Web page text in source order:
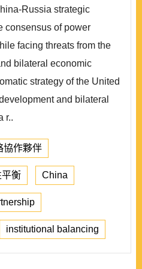
Russia strategic
consensus of power
facing threats from the
bilateral economic
strategy of the United
and bilateral
r..
協作夥伴
衡 China
institutional balancing